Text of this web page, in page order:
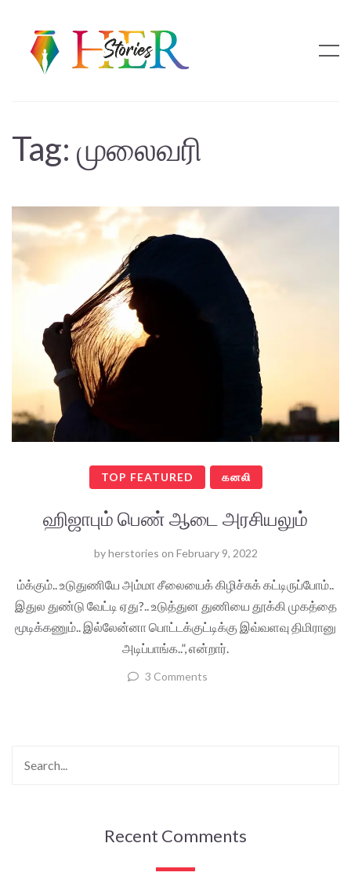
Tag: முலைவரி
TOP FEATURED கனலி
ஹிஜாபும் பெண் ஆடை அரசியலும்
byherstories on February 9, 2022
ம்க்கும்.. உடுதுணியே அம்மா சீலையைக் கிழிச்சுக் கட்டிருப்போம்..
இதுல துண்டு வேட்டி ஏது?.. உடுத்துன துணியை தூக்கி முகத்தை
மூடிக்கணும்.. இல்லேன்னா பொட்டக்குட்டிக்கு இவ்வளவு திமிரானு
அடிப்பாங்க..”, என்றார்.
3 Comments
Recent Comments